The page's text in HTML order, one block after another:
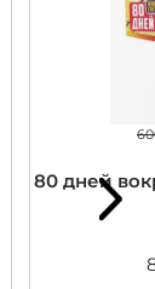
80 дней